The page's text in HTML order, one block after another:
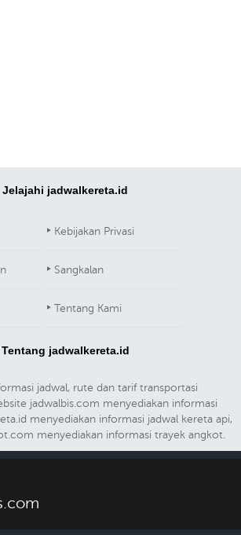
Jelajahi jadwalkereta.id
Kebijakan Privasi
Sangkalan
Tentang Kami
Tentang jadwalkereta.id
jadwal, rute dan tarif transportasi
jadwalbis.com menyediakan informasi
menyediakan informasi jadwal kereta api,
menyediakan informasi trayek angkot.